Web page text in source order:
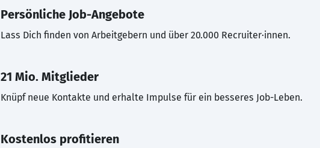
Persönliche Job-Angebote
Lass Dich finden von Arbeitgebern und über 20.000 Recruiter·innen.
21 Mio. Mitglieder
Knüpf neue Kontakte und erhalte Impulse für ein besseres Job-Leben.
Kostenlos profitieren